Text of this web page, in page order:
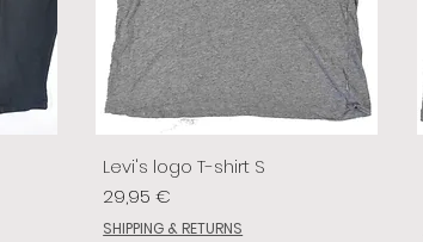
Levi's logo T-shirt S
Prix
29,95 €
SHIPPING & RETURNS